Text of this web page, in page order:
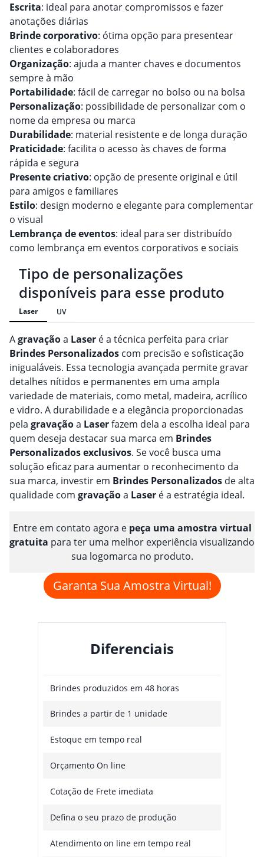
Escrita: ideal para anotar compromissos e fazer
anotações diárias
Brinde corporativo: ótima opção para presentear
clientes e colaboradores
Organização: ajuda a manter chaves e documentos
sempre à mão
Portabilidade: fácil de carregar no bolso ou na bolsa
Personalização: possibilidade de personalizar com o
nome da empresa ou marca
Durabilidade: material resistente e de longa duração
Praticidade: facilita o acesso às chaves de forma
rápida e segura
Presente criativo: opção de presente original e útil
para amigos e familiares
Estilo: design moderno e elegante para complementar
o visual
Lembrança de eventos: ideal para ser distribuído
como lembrança em eventos corporativos e sociais
Tipo de personalizações
disponíveis para esse produto
Laser UV
Agravaçãoa Laser é a técnica perfeita para criar
Brindes Personalizados com precisão e sofisticação
inigualáveis. Essa tecnologia avançada permite gravar
detalhes nítidos e permanentes em uma ampla
variedade de materiais, como metal, madeira, acrílico
e vidro. A durabilidade e a elegância proporcionadas
pela gravaçãoa Laserfazem dela a escolha ideal para
quem deseja destacar sua marca em Brindes
Personalizadosexclusivos. Se você busca uma
solução eficaz para aumentar o reconhecimento da
sua marca, investir em Brindes Personalizados de alta
qualidade com gravaçãoa Laser é a estratégia ideal.
Entre em contato agora e peça uma amostra virtual
gratuita para ter uma melhor experiência visualizando
sua logomarca no produto.
Garanta Sua Amostra Virtual!
Diferenciais
Brindes produzidos em 48 horas
Brindes a partir de 1 unidade
Estoque em tempo real
Orçamento On line
Cotação de Frete imediata
Defina o seu prazo de produção
Atendimento on line em tempo real